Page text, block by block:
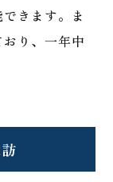
きます。ま
り、一年中